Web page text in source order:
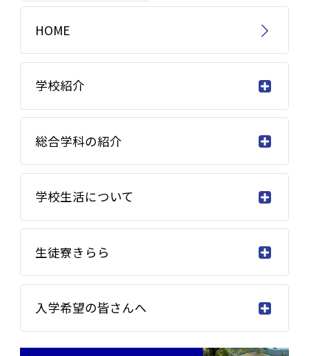
HOME
学校紹介
総合学科の紹介
学校生活について
生徒寮きらら
入学希望の皆さんへ